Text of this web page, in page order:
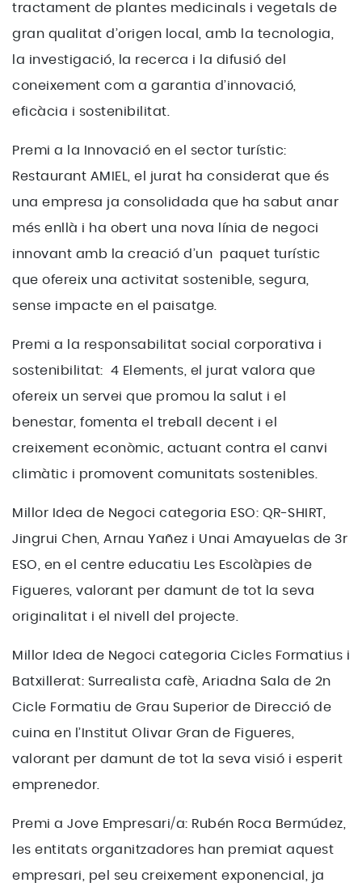
tractament de plantes medicinals i vegetals de
gran qualitat d’origen local, amb la tecnologia,
la investigació, la recerca i la difusió del
coneixement com a garantia d’innovació,
eficàcia i sostenibilitat.
Premi a la Innovació en el sector turístic:
Restaurant AMIEL, el jurat ha considerat que és
una empresa ja consolidada que ha sabut anar
més enllà i ha obert una nova línia de negoci
innovant amb la creació d’un paquet turístic
que ofereix una activitat sostenible, segura,
sense impacte en el paisatge.
Premi a la responsabilitat social corporativa i
sostenibilitat: 4 Elements, el jurat valora que
ofereix un servei que promou la salut i el
benestar, fomenta el treball decent i el
creixement econòmic, actuant contra el canvi
climàtic i promovent comunitats sostenibles.
Millor Idea de Negoci categoria ESO: QR-SHIRT,
Jingrui Chen, Arnau Yañez i Unai Amayuelas de 3r
ESO, en el centre educatiu Les Escolàpies de
Figueres, valorant per damunt de tot la seva
originalitat i el nivell del projecte.
Millor Idea de Negoci categoria Cicles Formatius i
Batxillerat: Surrealista cafè, Ariadna Sala de 2n
Cicle Formatiu de Grau Superior de Direcció de
cuina en l’Institut Olivar Gran de Figueres,
valorant per damunt de tot la seva visió i esperit
emprenedor.
Premi a Jove Empresari/a: Rubén Roca Bermúdez,
les entitats organitzadores han premiat aquest
empresari, pel seu creixement exponencial, ja